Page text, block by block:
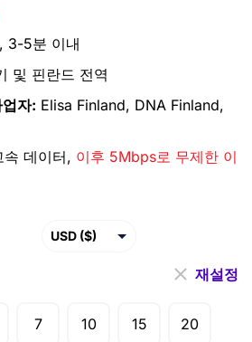
3-5분 이내
및 핀란드 전역
자: Elisa Finland, DNA Finland,
속 데이터, 이후 5Mbps로 무제한 이
USD ($)
AUD ($)
7 10 15 20
재설정